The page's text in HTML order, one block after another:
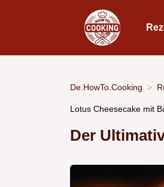
De.HowTo.Cooking
Lotus Cheesecake mit
Der